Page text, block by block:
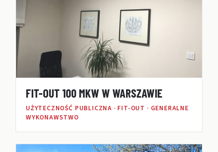
FIT-OUT 100 MKW W WARSZAWIE
UŻYTECZNOŚĆ PUBLICZNA · FIT-OUT · GENERALNE
WYKONAWSTWO